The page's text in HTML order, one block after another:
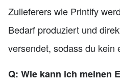
Zulieferers wie Printify
Bedarf produziert und
versendet, sodass du kein
Q: Wie kann ich meinen